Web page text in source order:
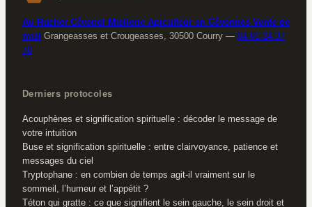
Au Rucher Cévenol Miellerie Apiculteur en Cévennes Vente de
miel Grangeasses et Crougeasses, 30500 Courry — 04 66 24 37
70
Derniers protocoles
Acouphènes et signification spirituelle : décoder le message de
votre intuition
Buse et signification spirituelle : entre clairvoyance, patience et
messages du ciel
Tryptophane : en combien de temps agit-il vraiment sur le
sommeil, l’humeur et l’appétit ?
Téton qui gratte : ce que signifient le sein gauche, le sein droit et